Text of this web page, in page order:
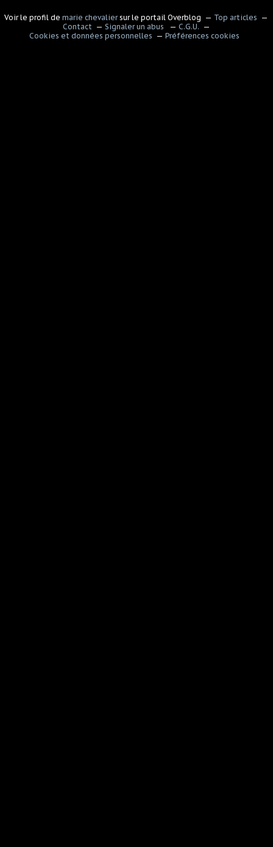
Voir le profil demarie chevaliersur le portail Overblog
Top articles
Contact
Signaler un abus
C.G.U.
Cookies et données personnelles
Préférences cookies